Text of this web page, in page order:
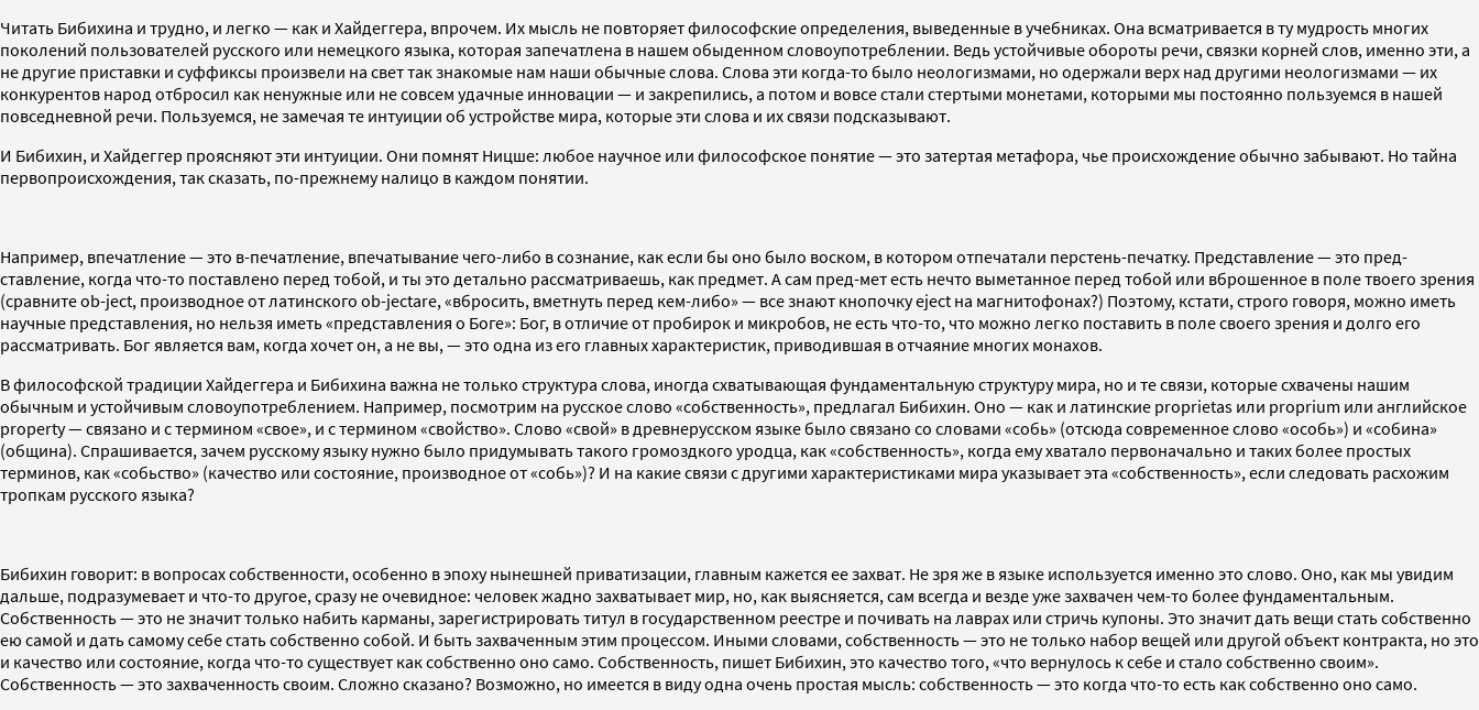
Читать Бибихина и трудно, и легко — как и Хайдеггера, впрочем. Их мысль не повторяет философские определения, выведенные в учебниках. Она всматривается в ту мудрость многих
поколений пользователей русского или немецкого языка, которая запечатлена в нашем обыденном словоупотреблении. Ведь устойчивые обороты речи, связки корней слов, именно эти, а
не другие приставки и суффиксы произвели на свет так знакомые нам наши обычные слова. Слова эти когда-то было неологизмами, но одержали верх над другими неологизмами — их
конкурентов народ отбросил как ненужные или не совсем удачные инновации — и закрепились, а потом и вовсе стали стертыми монетами, которыми мы постоянно пользуемся в нашей
повседневной речи. Пользуемся, не замечая те интуиции об устройстве мира, которые эти слова и их связи подсказывают.
И Бибихин, и Хайдеггер проясняют эти интуиции. Они помнят Ницше: любое научное или философское понятие — это затертая метафора, чье происхождение обычно забывают. Но тайна
первопроисхождения, так сказать, по-прежнему налицо в каждом понятии.
Например, впечатление — это в-печатление, впечатывание чего-либо в сознание, как если бы оно было воском, в котором отпечатали перстень-печатку. Представление — это пред-
ставление, когда что-то поставлено перед тобой, и ты это детально рассматриваешь, как предмет. А сам пред-мет есть нечто выметанное перед тобой или вброшенное в поле твоего зрения
(сравните ob-ject, производное от латинского ob-jectare, «вбросить, вметнуть перед кем-либо» — все знают кнопочку eject на магнитофонах?) Поэтому, кстати, строго говоря, можно иметь
научные представления, но нельзя иметь «представления о Боге»: Бог, в отличие от пробирок и микробов, не есть что-то, что можно легко поставить в поле своего зрения и долго его
рассматривать. Бог является вам, когда хочет он, а не вы, — это одна из его главных характеристик, приводившая в отчаяние многих монахов.
В философской традиции Хайдеггера и Бибихина важна не только структура слова, иногда схватывающая фундаментальную структуру мира, но и те связи, которые схвачены нашим
обычным и устойчивым словоупотреблением. Например, посмотрим на русское слово «собственность», предлагал Бибихин. Оно — как и латинские proprietas или proprium или английское
property — связано и с термином «свое», и с термином «свойство». Слово «свой» в древнерусском языке было связано со словами «собь» (отсюда современное слово «особь») и «собина»
(община). Спрашивается, зачем русскому языку нужно было придумывать такого громоздкого уродца, как «собственность», когда ему хватало первоначально и таких более простых
терминов, как «собьство» (качество или состояние, производное от «собь»)? И на какие связи с другими характеристиками мира указывает эта «собственность», если следовать расхожим
тропкам русского языка?
Бибихин говорит: в вопросах собственности, особенно в эпоху нынешней приватизации, главным кажется ее захват. Не зря же в языке используется именно это слово. Оно, как мы увидим
дальше, подразумевает и что-то другое, сразу не очевидное: человек жадно захватывает мир, но, как выясняется, сам всегда и везде уже захвачен чем-то более фундаментальным.
Собственность — это не значит только набить карманы, зарегистрировать титул в государственном реестре и почивать на лаврах или стричь купоны. Это значит дать вещи стать собственно
ею самой и дать самому себе стать собственно собой. И быть захваченным этим процессом. Иными словами, собственность — это не только набор вещей или другой объект контракта, но это
и качество или состояние, когда что-то существует как собственно оно само. Собственность, пишет Бибихин, это качество того, «что вернулось к себе и стало собственно своим».
Собственность — это захваченность своим. Сложно сказано? Возможно, но имеется в виду одна очень простая мысль: собственность — это когда что-то есть как собственно оно само.